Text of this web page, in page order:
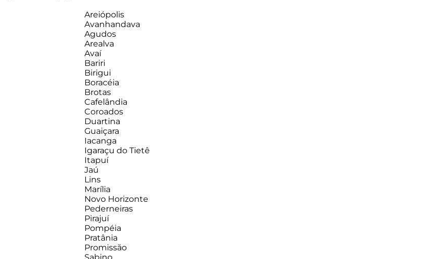
Areiópolis
Avanhandava
Agudos
Arealva
Avaí
Bariri
Birigui
Boracéia
Brotas
Cafelândia
Coroados
Duartina
Guaiçara
Iacanga
Igaraçu do Tietê
Itapuí
Jaú
Lins
Marília
Novo Horizonte
Pederneiras
Pirajuí
Pompéia
Pratânia
Promissão